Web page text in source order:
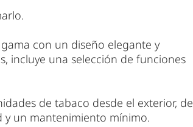
con un diseño elegante y
incluye una selección de funciones
de tabaco desde el exterior, de
y un mantenimiento mínimo.